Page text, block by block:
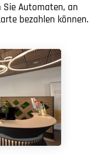
Automaten, an
bezahlen können.